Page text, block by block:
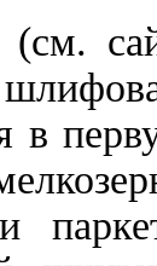
(см.
в